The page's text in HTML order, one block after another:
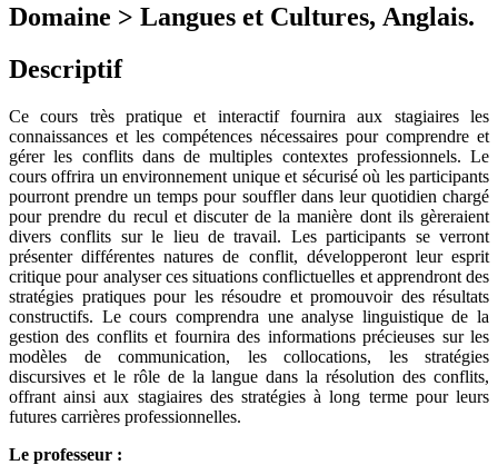
Domaine > Langues et Cultures, Anglais.
Descriptif
Ce cours très pratique et interactif fournira aux stagiaires les
connaissances et les compétences nécessaires pour comprendre et
gérer les conflits dans de multiples contextes professionnels. Le
cours offrira un environnement unique et sécurisé où les participants
pourront prendre un temps pour souffler dans leur quotidien chargé
pour prendre du recul et discuter de la manière dont ils gèreraient
divers conflits sur le lieu de travail. Les participants se verront
présenter différentes natures de conflit, développeront leur esprit
critique pour analyser ces situations conflictuelles et apprendront des
stratégies pratiques pour les résoudre et promouvoir des résultats
constructifs. Le cours comprendra une analyse linguistique de la
gestion des conflits et fournira des informations précieuses sur les
modèles de communication, les collocations, les stratégies
discursives et le rôle de la langue dans la résolution des conflits,
offrant ainsi aux stagiaires des stratégies à long terme pour leurs
futures carrières professionnelles.
Le professeur :